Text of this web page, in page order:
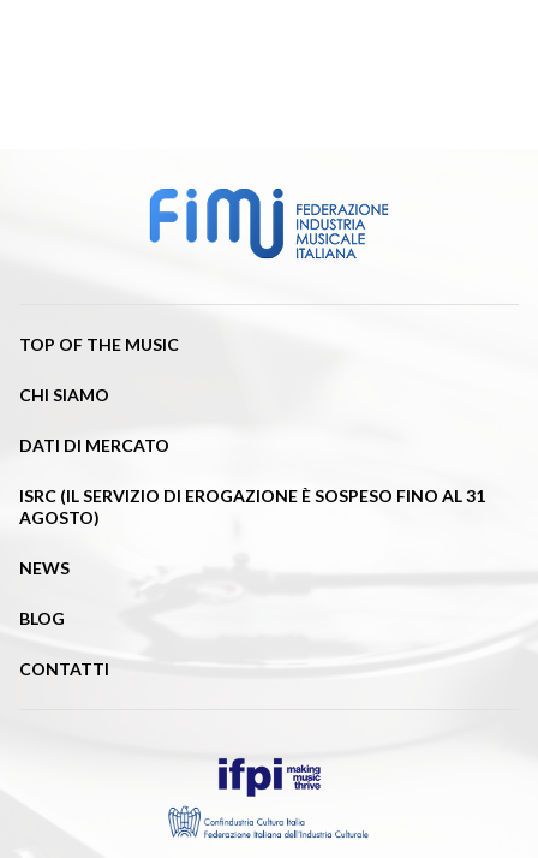
TOP OF THE MUSIC
CHI SIAMO
DATI DI MERCATO
ISRC (IL SERVIZIO DI EROGAZIONE È SOSPESO FINO AL 31
AGOSTO)
NEWS
BLOG
CONTATTI